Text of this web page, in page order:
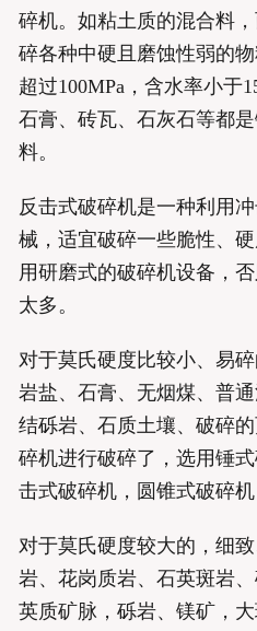
碎机。如粘土质的混合料
碎各种中硬且磨蚀性弱的
超过100MPa，含水率小于
石膏、砖瓦、石灰石等都
料。
反击式破碎机是一种利用
械，适宜破碎一些脆性、
用研磨式的破碎机设备，
太多。
对于莫氏硬度比较小、易
岩盐、石膏、无烟煤、普
结砾岩、石质土壤、破碎
碎机进行破碎了，选用锤
击式破碎机，圆锥式破碎机
对于莫氏硬度较大的，细
岩、花岗质岩、石英斑岩
英质矿脉，砾岩、镁矿，